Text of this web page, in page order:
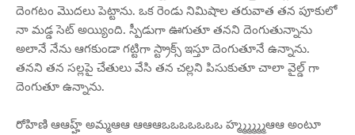
దెంగటం మొదలు పెట్టాను. ఒక రెండు నిమిషాల తరువాత తన పూకులో
నా మడ్డ సెట్ అయ్యింది. స్పీడుగా ఊగుతూ తనని దెంగుతున్నాను
అలానే నేను ఆగకుండా గట్టిగా స్ట్రాక్స్ ఇస్తూ దెంగుతూనే ఉన్నాను.
తనని తన సల్లపై చేతులు వేసి తన చల్లని పిసుకుతూ చాలా వైల్డ్ గా
దెంగుతూ ఉన్నాను.
రోహిణి ఆఆహ్హ్ అమ్మఆఆ ఆఆఆఒఒఒఒఒఒఒ హ్మ్మ్మ్మ్మ్మఆఆ అంటూ